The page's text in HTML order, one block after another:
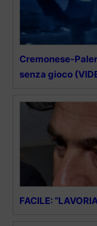
Cremonese-
senza gioco
FACILE: